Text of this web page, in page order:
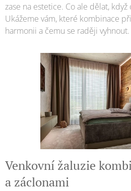
zase na estetice. Co ale dělat,
Ukážeme vám, které kombinace
harmonii a čemu se raději vyhnout.
Venkovní žaluzie
a záclonami